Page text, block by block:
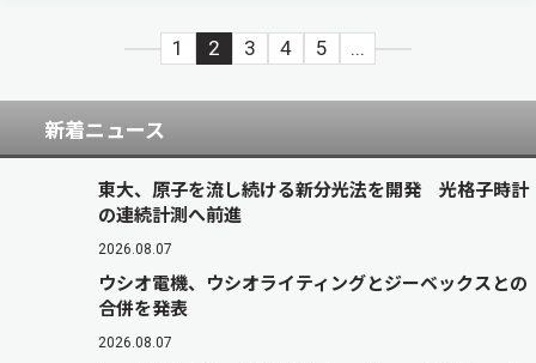
1 2 3 4 5 ...
新着ニュース
東大、原子を流し続ける新分光法を開発 光格子時計
の連続計測へ前進
2026.08.07
ウシオ電機、ウシオライティングとジーベックスとの
合併を発表
2026.08.07